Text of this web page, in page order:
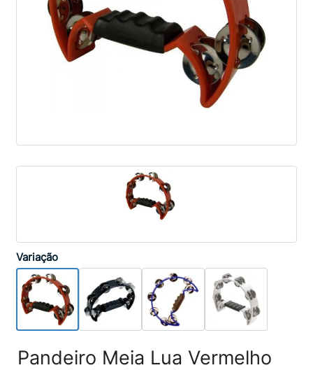
Variação
Pandeiro Meia Lua Vermelho